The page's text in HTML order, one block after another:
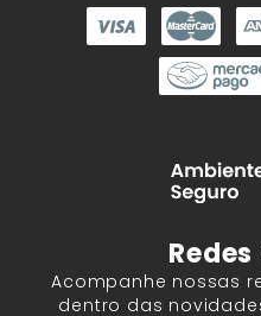
Acompanhe nossas
dentro das